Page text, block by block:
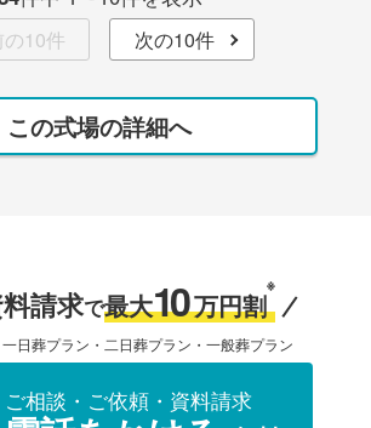
の10件 次の10件
この式場の詳細へ
請求で最大10万円割
※
日葬プラン・二日葬プラン・一般葬プラン
ご相談・ご依頼・資料請求